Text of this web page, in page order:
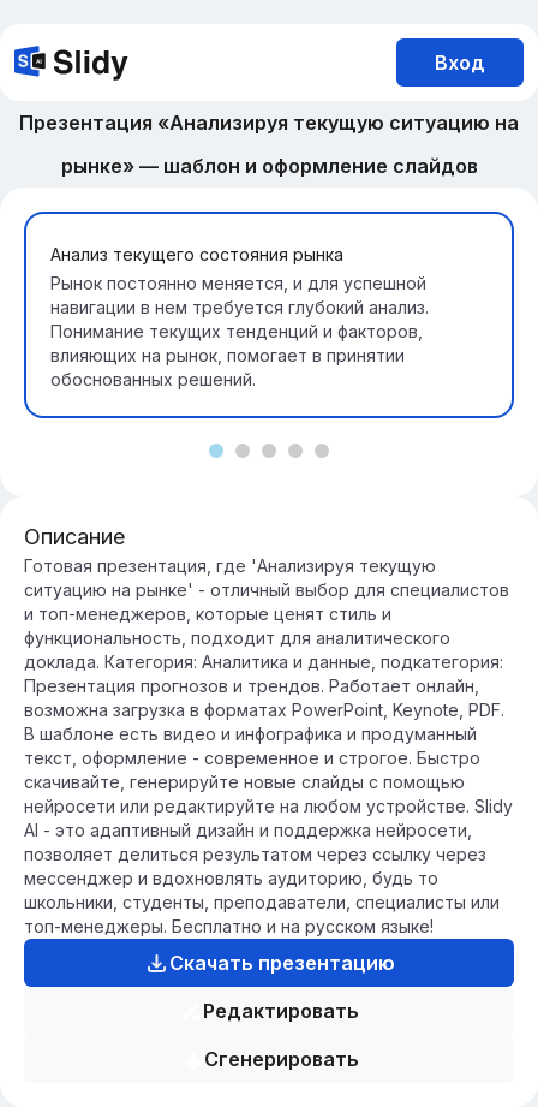
Вход
Презентация «Анализируя текущую ситуацию на
рынке» — шаблон и оформление слайдов
Анализ текущего состояния рынка
Рынок постоянно меняется, и для успешной
навигации в нем требуется глубокий анализ.
Понимание текущих тенденций и факторов,
влияющих на рынок, помогает в принятии
обоснованных решений.
Описание
Готовая презентация, где 'Анализируя текущую
ситуацию на рынке' - отличный выбор для специалистов
и топ-менеджеров, которые ценят стиль и
функциональность, подходит для аналитического
доклада. Категория: Аналитика и данные, подкатегория:
Презентация прогнозов и трендов. Работает онлайн,
возможна загрузка в форматах PowerPoint, Keynote, PDF.
В шаблоне есть видео и инфографика и продуманный
текст, оформление - современное и строгое. Быстро
скачивайте, генерируйте новые слайды с помощью
нейросети или редактируйте на любом устройстве. Slidy
AI - это адаптивный дизайн и поддержка нейросети,
позволяет делиться результатом через ссылку через
мессенджер и вдохновлять аудиторию, будь то
школьники, студенты, преподаватели, специалисты или
топ-менеджеры. Бесплатно и на русском языке!
Скачать презентацию
Редактировать
Сгенерировать